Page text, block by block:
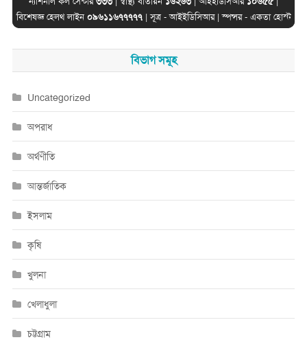
বিশেষজ্ঞ হেলথ লাইন ০৯৬১১৬৭৭৭৭৭| সূত্র -আইইডিসিআর| স্পন্সর - একতা হোস্ট
বিভাগ সমূহ
Uncategorized
অপরাধ
অর্থণীতি
আন্তর্জাতিক
ইসলাম
কৃষি
খুলনা
খেলাধুলা
চট্টগ্রাম